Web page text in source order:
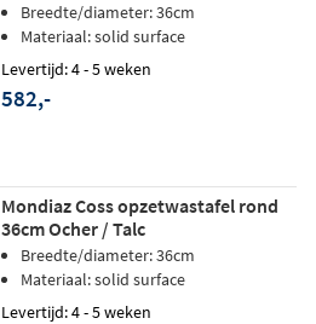
Breedte/diameter: 36cm
Materiaal: solid surface
Levertijd: 4 - 5 weken
582,-
Mondiaz Coss opzetwastafel rond
36cm Ocher / Talc
Breedte/diameter: 36cm
Materiaal: solid surface
Levertijd: 4 - 5 weken